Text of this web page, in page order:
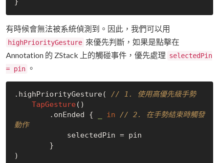
有時候會無法被系統偵測到。因此，我們可以用
highPriorityGesture 來優先判斷，如果是點擊在
Annotation 的 ZStack 上的觸碰事件，優先處理 selectedPin
= pin 。
.highPriorityGesture( // 1. 使用高優先級手勢
TapGesture ()
        .onEnded {
in
// 2. 在手勢結束時觸發
動作